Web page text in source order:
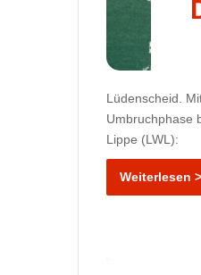
Lüdenscheid.
Umbruchphase
Lippe (LWL):
Weiterlesen